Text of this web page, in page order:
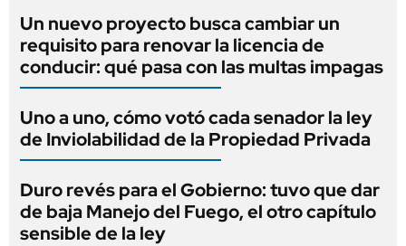
Un nuevo proyecto busca cambiar un
requisito para renovar la licencia de
conducir: qué pasa con las multas impagas
Uno a uno, cómo votó cada senador la ley
de Inviolabilidad de la Propiedad Privada
Duro revés para el Gobierno: tuvo que dar
de baja Manejo del Fuego, el otro capítulo
sensible de la ley